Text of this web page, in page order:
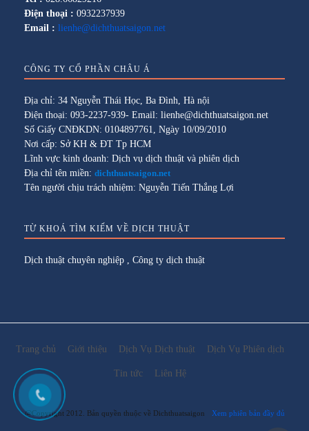
Điện thoại : 0932237939
Email : lienhe@dichthuatsaigon.net
CÔNG TY CỔ PHẦN CHÂU Á
Địa chỉ: 34 Nguyễn Thái Học, Ba Đình, Hà nội
Điện thoại: 093-2237-939- Email: lienhe@dichthuatsaigon.net
Số Giấy CNĐKDN: 0104897761, Ngày 10/09/2010
Nơi cấp: Sở KH & ĐT Tp HCM
Lĩnh vực kinh doanh: Dịch vụ dịch thuật và phiên dịch
Địa chỉ tên miền: dichthuatsaigon.net
Tên người chịu trách nhiệm: Nguyễn Tiến Thắng Lợi
TỪ KHOÁ TÌM KIẾM VỀ DỊCH THUẬT
Dịch thuật chuyên nghiệp , Công ty dịch thuật
Trang chủ Giới thiệu Dịch Vụ Dịch thuật Dịch Vụ Phiên dịch
Tin tức Liên Hệ
@Copyright 2012. Bản quyền thuộc về Dichthuatsaigon Xem phiên bản đầy đủ